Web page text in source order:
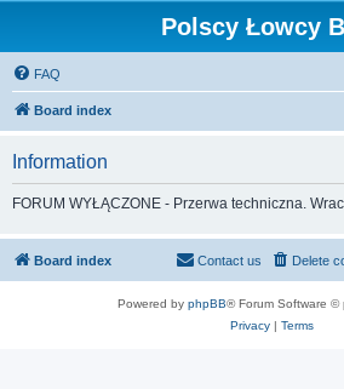
Polscy Łowcy
FAQ
Board index
Information
FORUM WYŁĄCZONE - Przerwa techniczna.
Board index Delete
Contact us
Powered by phpBB® Forum Software ©
Privacy| Terms